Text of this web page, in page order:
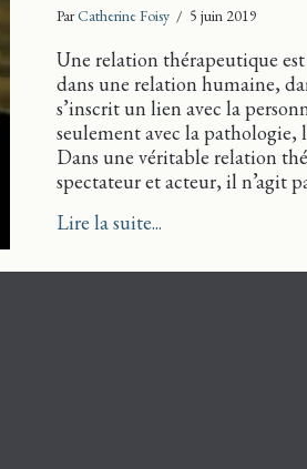
ParCatherine Foisy / 5 juin 2019
Une relation thérapeutique
dans une relation humaine,
s’inscrit un lien avec la
seulement avec la pathologie,
Dans une véritable relation
spectateur et acteur, il n’agit
Lire la suite...